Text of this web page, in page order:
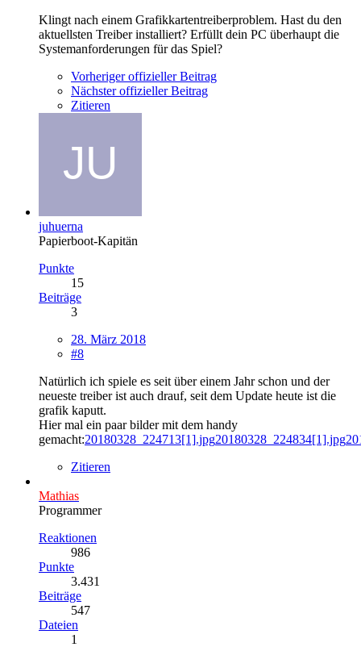
Klingt nach einem Grafikkartentreiberproblem. Hast du den
aktuellsten Treiber installiert? Erfüllt dein PC überhaupt die
Systemanforderungen für das Spiel?
Vorheriger offizieller Beitrag
Nächster offizieller Beitrag
Zitieren
juhuerna
Papierboot-Kapitän
Punkte
15
Beiträge
3
28. März 2018
#8
Natürlich ich spiele es seit über einem Jahr schon und der
neueste treiber ist auch drauf, seit dem Update heute ist die
grafik kaputt.
Hier mal ein paar bilder mit dem handy
gemacht:20180328_224713[1].jpg20180328_224834[1].jpg
Zitieren
Mathias
Programmer
Reaktionen
986
Punkte
3.431
Beiträge
547
Dateien
1